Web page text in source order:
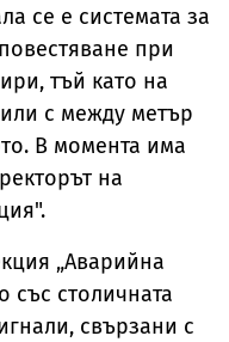
се е системата за
при
тъй като на
с между метър
В момента има
на
„Аварийна
със столичната
свързани с